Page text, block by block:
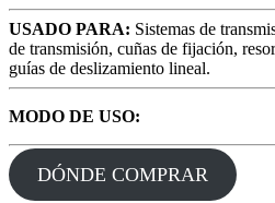
USADO PARA: Sistemas de
de transmisión, cuñas de fijación,
guías de deslizamiento lineal.
MODO DE USO:
DÓNDE COMPRAR